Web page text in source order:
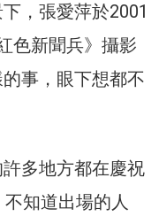
，張愛萍於2001
色新聞兵》攝影
事，眼下想都不
多地方都在慶祝
知道出場的人